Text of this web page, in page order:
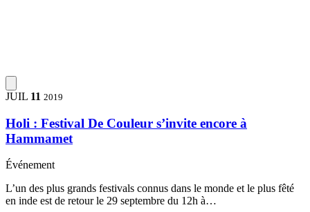
JUIL 11 2019
Holi : Festival De Couleur s’invite encore à
Hammamet
Événement
L’un des plus grands festivals connus dans le monde et le plus fêté
en inde est de retour le 29 septembre du 12h à…